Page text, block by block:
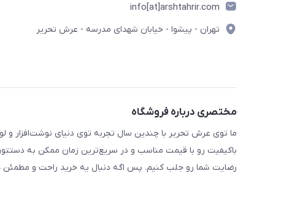
info[at]arshtahrir.com
تهران - پیشوا - خیابان شهدای مدرسه - عرش تحریر
مختصری درباره فروشگاه
ما توی عرش تحریر با چندین سال تجربه توی دنیای نوشت‌افزار و
باکیفیت رو با قیمت مناسب و در سریع‌ترین زمان ممکن به
رضایت شما رو جلب کنیم. پس اگه دنبال یه خرید راحت و مطمئن